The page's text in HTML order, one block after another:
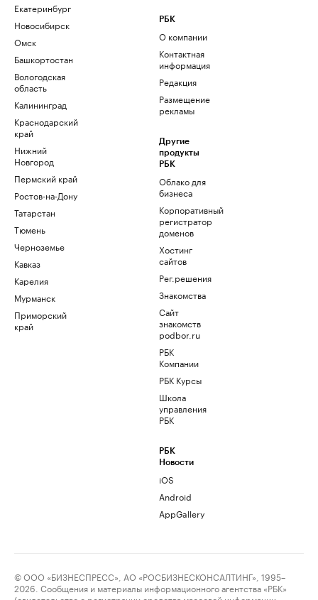
Екатеринбург
Новосибирск
Омск
Башкортостан
Вологодская
область
Калининград
Краснодарский
край
Нижний
Новгород
Пермский край
Ростов-на-Дону
Татарстан
Тюмень
Черноземье
Кавказ
Карелия
Мурманск
Приморский
край
РБК
О компании
Контактная
информация
Редакция
Размещение
рекламы
Другие
продукты
РБК
Облако для
бизнеса
Корпоративный
регистратор
доменов
Хостинг
сайтов
Рег.решения
Знакомства
Сайт
знакомств
podbor.ru
РБК
Компании
РБК Курсы
Школа
управления
РБК
РБК
Новости
iOS
Android
AppGallery
© ООО «БИЗНЕСПРЕСС», АО «РОСБИЗНЕСКОНСАЛТИНГ», 1995–
2026. Сообщения и материалы информационного агентства «РБК»